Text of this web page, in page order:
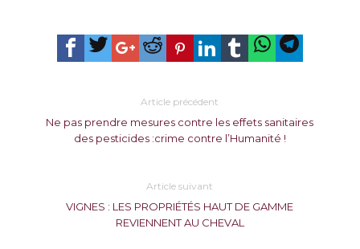
Article précédent
Ne pas prendre mesures contre les effets sanitaires
des pesticides :crime contre l’Humanité !
Article suivant
VIGNES : LES PROPRIÉTÉS HAUT DE GAMME
REVIENNENT AU CHEVAL